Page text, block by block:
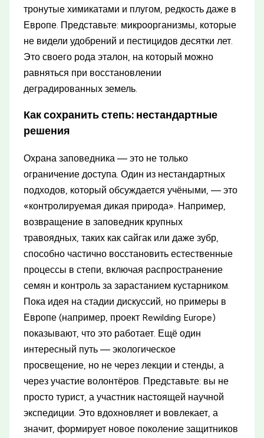
тронутые химикатами и плугом, редкость даже в
Европе. Представьте: микроорганизмы, которые
не видели удобрений и пестицидов десятки лет.
Это своего рода эталон, на который можно
равняться при восстановлении
деградированных земель.
Как сохранить степь: нестандартные
решения
Охрана заповедника — это не только
ограничение доступа. Один из нестандартных
подходов, который обсуждается учёными, — это
«контролируемая дикая природа». Например,
возвращение в заповедник крупных
травоядных, таких как сайгак или даже зубр,
способно частично восстановить естественные
процессы в степи, включая распространение
семян и контроль за зарастанием кустарником.
Пока идея на стадии дискуссий, но примеры в
Европе (например, проект Rewilding Europe)
показывают, что это работает. Ещё один
интересный путь — экологическое
просвещение, но не через лекции и стенды, а
через участие волонтёров. Представьте: вы не
просто турист, а участник настоящей научной
экспедиции. Это вдохновляет и вовлекает, а
значит, формирует новое поколение защитников